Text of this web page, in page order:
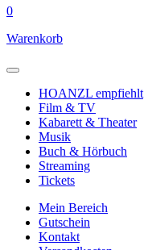
0
Warenkorb
HOANZL empfiehlt
Film & TV
Kabarett & Theater
Musik
Buch & Hörbuch
Streaming
Tickets
Mein Bereich
Gutschein
Kontakt